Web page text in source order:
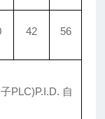
42 56
PLC)P.I.D. 自